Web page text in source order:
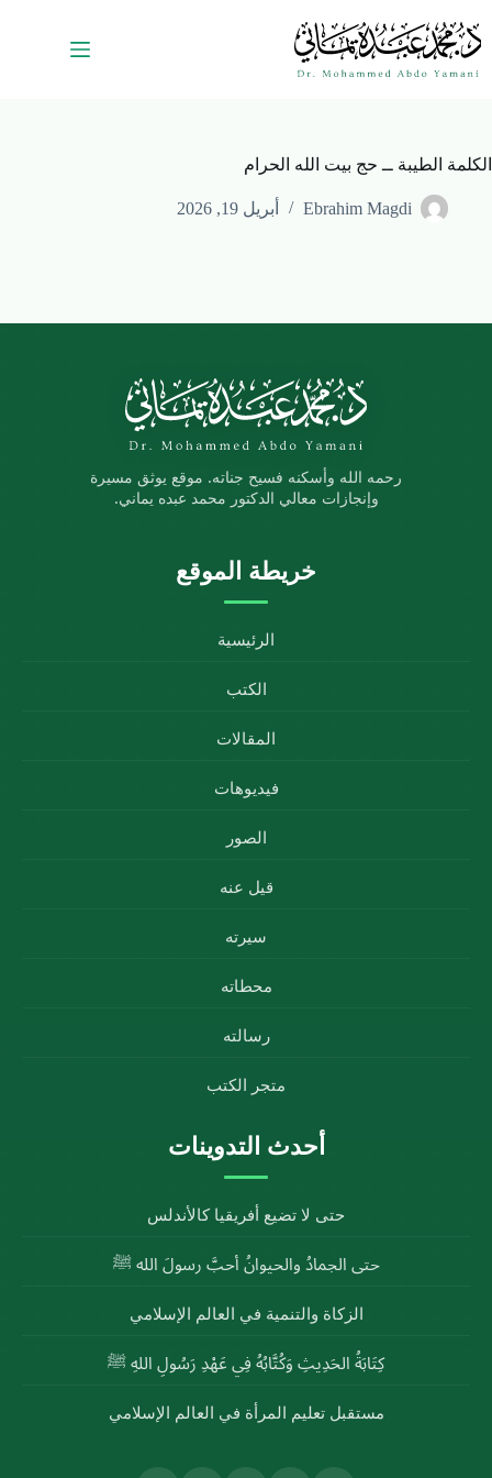
الكلمة الطيبة ــ حج بيت الله الحرام
Ebrahim Magdi أبريل 19, 2026
رحمه الله وأسكنه فسيح جناته. موقع يوثق مسيرة
وإنجازات معالي الدكتور محمد عبده يماني.
خريطة الموقع
الرئيسية
الكتب
المقالات
فيديوهات
الصور
قيل عنه
سيرته
محطاته
رسالته
متجر الكتب
أحدث التدوينات
حتى لا تضيع أفريقيا كالأندلس
حتى الجمادُ والحيوانُ أحبَّ رسولَ الله ﷺ
الزكاة والتنمية في العالم الإسلامي
كِتَابَةُ الحَدِيثِ وَكُتَّابُهُ فِي عَهْدِ رَسُولِ اللهِ ﷺ
مستقبل تعليم المرأة في العالم الإسلامي